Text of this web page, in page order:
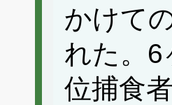
かけて
れた。6
位捕食